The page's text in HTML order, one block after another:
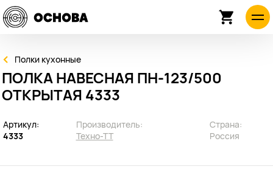
Полки кухонные
ПОЛКА НАВЕСНАЯ ПН-123/500
ОТКРЫТАЯ 4333
Артикул:
4333
Производитель:
Техно-ТТ
Страна:
Россия